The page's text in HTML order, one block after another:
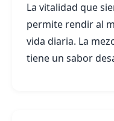
La vitalidad que
permite rendir al
vida diaria. La
tiene un sabor